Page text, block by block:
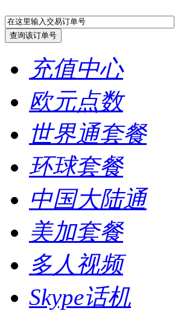
充值中心
欧元点数
世界通套餐
环球套餐
中国大陆通
美加套餐
多人视频
Skype话机